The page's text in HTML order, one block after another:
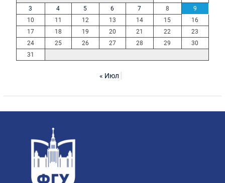
3
4 5 6 7 8
9
10
11 12 13 14 15
16
17
18 19 20 21 22
23
24
25 26 27 28 29
30
31
« Июл